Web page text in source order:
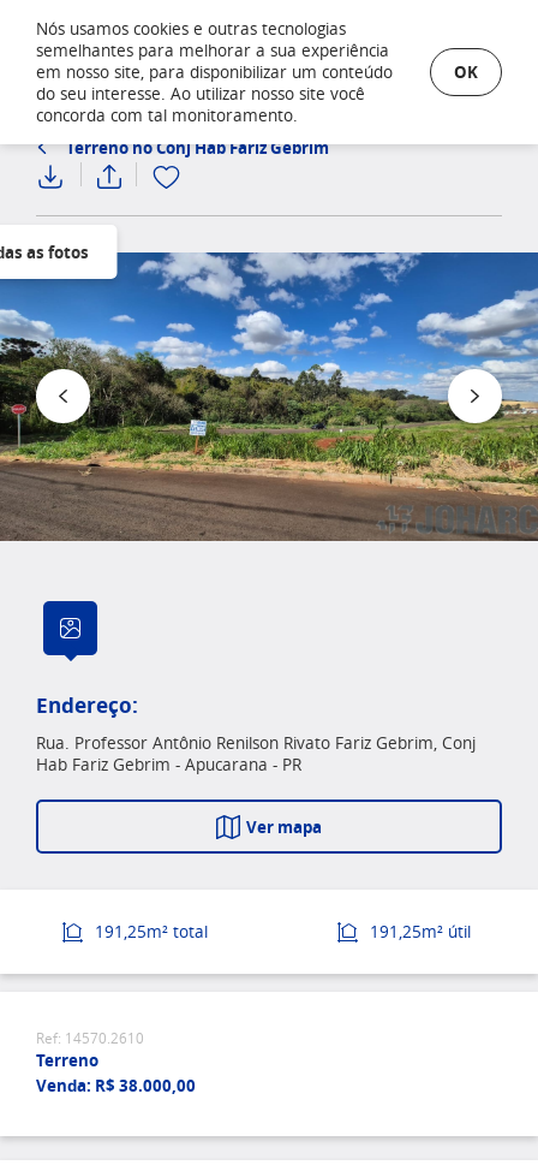
Terreno no Conj Hab Fariz Gebrim
as fotos
Endereço:
Rua. Professor Antônio Renilson Rivato Fariz Gebrim, Conj
Hab Fariz Gebrim - Apucarana - PR
Ver mapa
191,25m² total 191,25m² útil
Ref: 14570.2610
Terreno
Venda: R$ 38.000,00
Nós usamos cookies e outras tecnologias
semelhantes para melhorar a sua experiência
em nosso site, para disponibilizar um conteúdo
do seu interesse. Ao utilizar nosso site você
concorda com tal monitoramento.
OK